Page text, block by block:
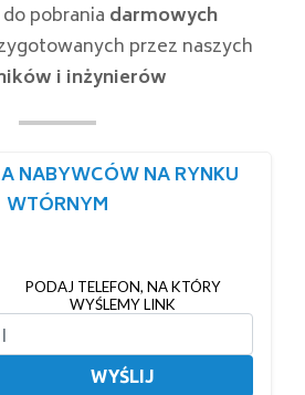
pobrania darmowych
przez naszych
i inżynierów
NABYWCÓW NA RYNKU
WTÓRNYM
PODAJ TELEFON, NA KTÓRY
WYŚLEMY LINK
WYŚLIJ